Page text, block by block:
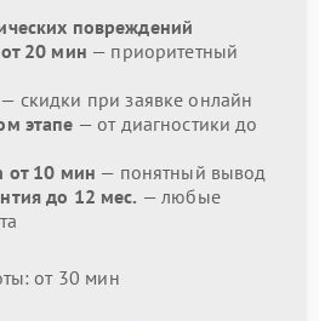
повреждений
20 мин — приоритетный
— скидки при заявке онлайн
этапе — от диагностики до
от 10 мин — понятный вывод
до 12 мес. — любые
от 30 мин